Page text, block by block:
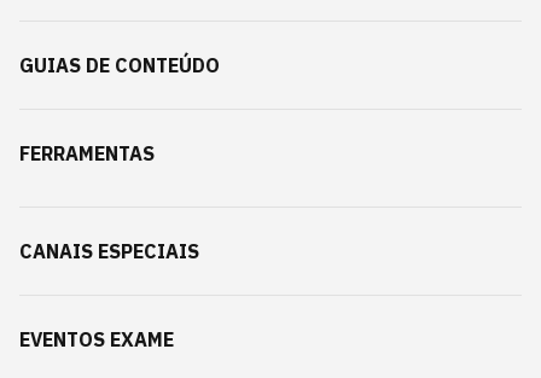
GUIAS DE CONTEÚDO
FERRAMENTAS
CANAIS ESPECIAIS
EVENTOS EXAME